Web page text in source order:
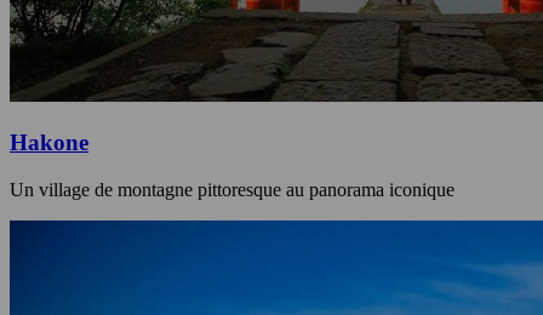
Hakone
Un village de montagne pittoresque au panorama iconique